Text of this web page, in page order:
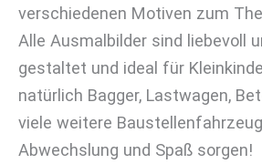
verschiedenen Motiven zum
Alle Ausmalbilder sind liebevoll
gestaltet und ideal für
natürlich Bagger, Lastwagen,
viele weitere
Abwechslung und Spaß sorgen!